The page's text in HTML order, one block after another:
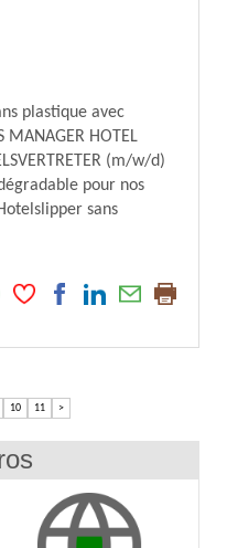
plastique avec
HOTEL
(m/w/d)
pour nos
sans
10 11 >